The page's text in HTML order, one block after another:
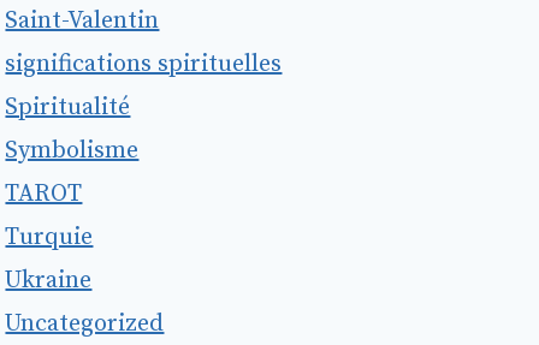
Saint-Valentin
significations spirituelles
Spiritualité
Symbolisme
TAROT
Turquie
Ukraine
Uncategorized